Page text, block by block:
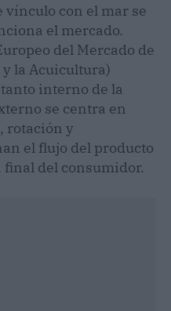
vínculo con el mar se
el mercado.
del Mercado de
y la Acuicultura)
interno de la
se centra en
rotación y
el flujo del producto
final del consumidor.